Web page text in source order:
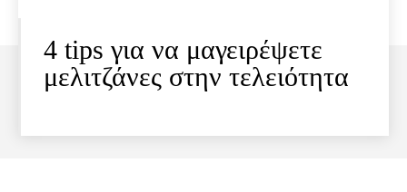
4 tips για να μαγειρέψετε
μελιτζάνες στην τελειότητα